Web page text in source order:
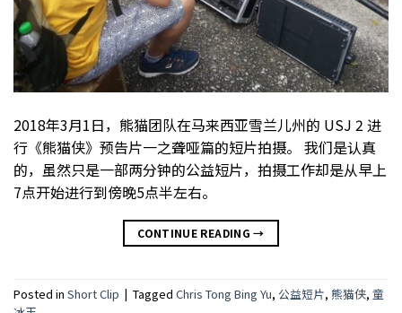
2018年3月1日，熊猫团队在马来西亚雪兰儿州的 USJ 2 进
行《熊猫侠》预告片一之聋哑篇的短片拍摄。 我们是认真
的，虽然只是一部两分钟的公益短片，拍摄工作却是从早上
7点开始进行到傍晚5点半左右。
CONTINUE READING→
Posted in Short Clip | Tagged Chris Tong Bing Yu, 公益短片, 熊猫侠, 童